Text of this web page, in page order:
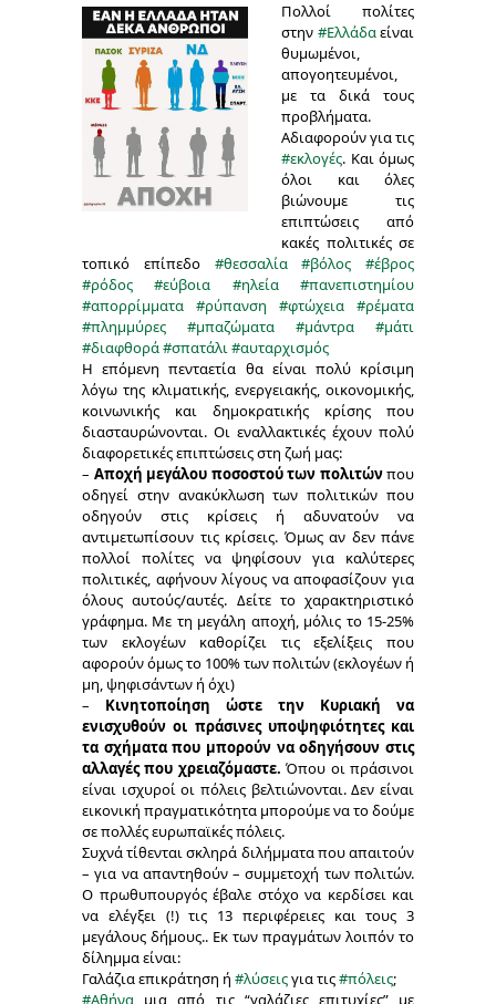
Πολλοί πολίτες
στην #Ελλάδαείναι
θυμωμένοι,
απογοητευμένοι,
με τα δικά τους
προβλήματα.
Αδιαφορούν για τις
#εκλογές. Και όμως
όλοι και όλες
βιώνουμε τις
επιπτώσεις από
κακές πολιτικές σε
τοπικό επίπεδο #θεσσαλία #βόλος
#έβρος
#ρόδος
#εύβοια #ηλεία
#πανεπιστημίου
#απορρίμματα
#ρύπανση #φτώχεια
#ρέματα
#πλημμύρες
#μπαζώματα #μάντρα
#μάτι
#διαφθορά#σπατάλι#αυταρχισμός
Η επόμενη πενταετία θα είναι πολύ κρίσιμη
λόγω της κλιματικής, ενεργειακής, οικονομικής,
κοινωνικής και δημοκρατικής κρίσης που
διασταυρώνονται. Οι εναλλακτικές έχουν πολύ
διαφορετικές επιπτώσεις στη ζωή μας:
– Αποχή μεγάλου ποσοστού των πολιτώνπου
οδηγεί στην ανακύκλωση των πολιτικών που
οδηγούν στις κρίσεις ή αδυνατούν να
αντιμετωπίσουν τις κρίσεις. Όμως αν δεν πάνε
πολλοί πολίτες να ψηφίσουν για καλύτερες
πολιτικές, αφήνουν λίγους να αποφασίζουν για
όλους αυτούς/αυτές. Δείτε το χαρακτηριστικό
γράφημα. Με τη μεγάλη αποχή, μόλις το 15-25%
των εκλογέων καθορίζει τις εξελίξεις που
αφορούν όμως το 100% των πολιτών (εκλογέων ή
μη, ψηφισάντων ή όχι)
– Κινητοποίηση ώστε την Κυριακή να
ενισχυθούν οι πράσινες υποψηφιότητες και
τα σχήματα που μπορούν να οδηγήσουν στις
αλλαγές που χρειαζόμαστε.Όπου οι πράσινοι
είναι ισχυροί οι πόλεις βελτιώνονται. Δεν είναι
εικονική πραγματικότητα μπορούμε να το δούμε
σε πολλές ευρωπαϊκές πόλεις.
Συχνά τίθενται σκληρά διλήμματα που απαιτούν
– για να απαντηθούν – συμμετοχή των πολιτών.
Ο πρωθυπουργός έβαλε στόχο να κερδίσει και
να ελέγξει (!) τις 13 περιφέρειες και τους 3
μεγάλους δήμους.. Εκ των πραγμάτων λοιπόν το
δίλημμα είναι:
Γαλάζια επικράτηση ή #λύσειςγια τις#πόλεις;
#Αθήνα μια από τις “γαλάζιες επιτυχίες” με